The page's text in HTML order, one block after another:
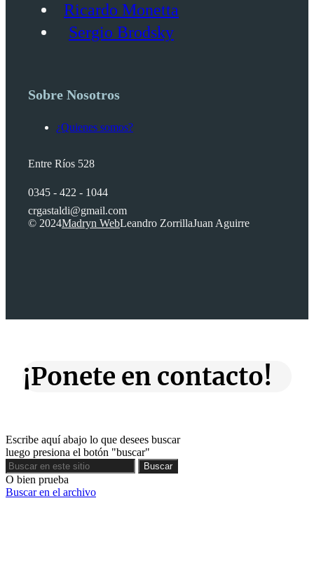
Ricardo Monetta
Sergio Brodsky
Sobre Nosotros
¿Quienes somos?
Entre Ríos 528
0345 - 422 - 1044
crgastaldi@gmail.com
© 2024Madryn WebLeandro ZorrillaJuan Aguirre
¡Ponete en contacto!
Escribe aquí abajo lo que desees buscar
luego presiona el botón "buscar"
Buscar
Buscar
O bien prueba
Buscar en el archivo